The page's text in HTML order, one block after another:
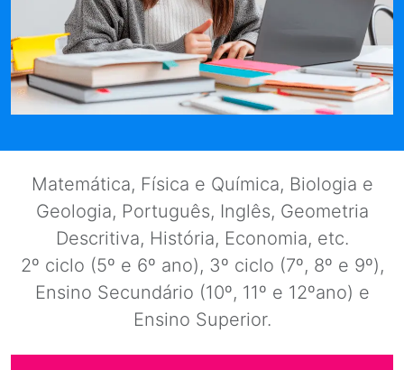
Matemática, Física e Química, Biologia e
Geologia, Português, Inglês, Geometria
Descritiva, História, Economia, etc.
2º ciclo (5º e 6º ano), 3º ciclo (7º, 8º e 9º),
Ensino Secundário (10º, 11º e 12ºano) e
Ensino Superior.